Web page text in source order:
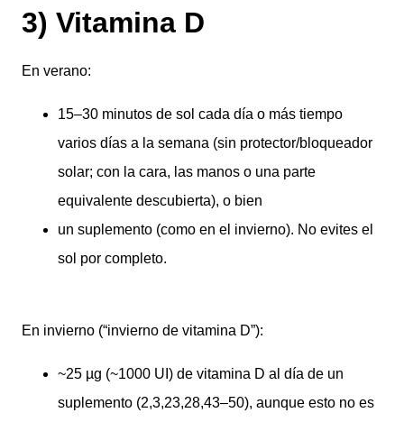
3) Vitamina D
En verano:
15–30 minutos de sol cada día o más tiempo
varios días a la semana (sin protector/bloqueador
solar; con la cara, las manos o una parte
equivalente descubierta), o bien
un suplemento (como en el invierno). No evites el
sol por completo.
En invierno (“invierno de vitamina D”):
~25 µg (~1000 UI) de vitamina D al día de un
suplemento (2,3,23,28,43–50), aunque esto no es